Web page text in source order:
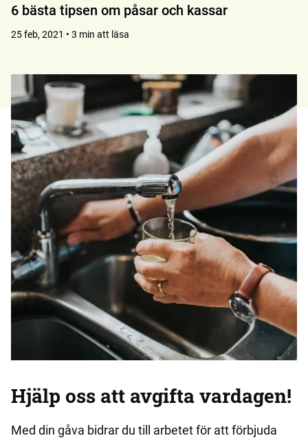
6 bästa tipsen om påsar och kassar
25 feb, 2021 • 3 min att läsa
Hjälp oss att avgifta vardagen!
Med din gåva bidrar du till arbetet för att förbjuda